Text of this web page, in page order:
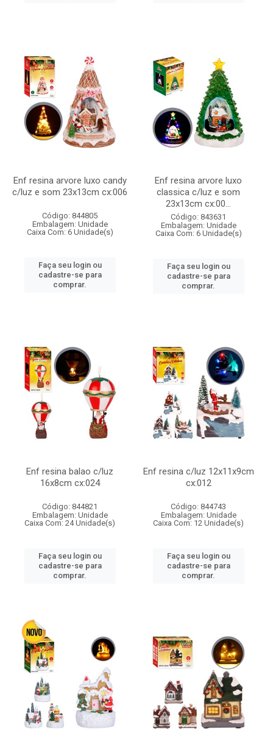
Enf resina arvore luxo candy
c/luz e som 23x13cm cx:006
Código: 844805
Embalagem: Unidade
Caixa Com: 6 Unidade(s)
Faça seu login ou
cadastre-se para
comprar.
Enf resina arvore luxo
classica c/luz e som
23x13cm cx:00...
Código: 843631
Embalagem: Unidade
Caixa Com: 6 Unidade(s)
Faça seu login ou
cadastre-se para
comprar.
Enf resina balao c/luz
16x8cm cx:024
Código: 844821
Embalagem: Unidade
Caixa Com: 24 Unidade(s)
Faça seu login ou
cadastre-se para
comprar.
Enf resina c/luz 12x11x9cm
cx:012
Código: 844743
Embalagem: Unidade
Caixa Com: 12 Unidade(s)
Faça seu login ou
cadastre-se para
comprar.